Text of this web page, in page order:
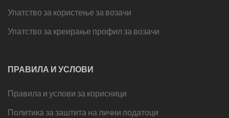
Упатство за користење за возачи
Упатство за креирање профил за возачи
ПРАВИЛА И УСЛОВИ
Правила и услови за корисници
Политика за заштита на лични податоци